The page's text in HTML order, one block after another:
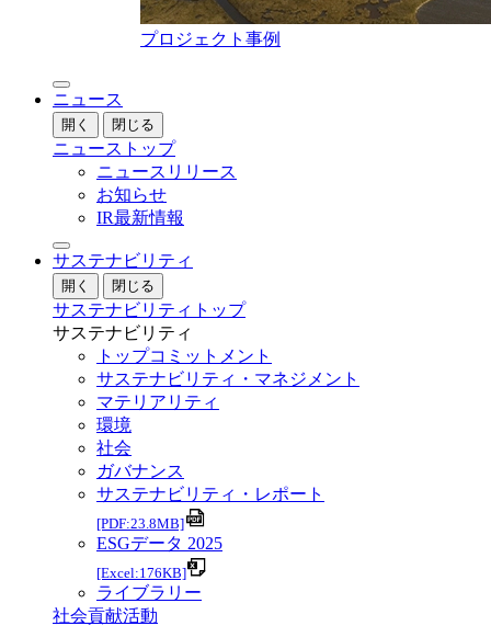
プロジェクト事例
ニュース
開く 閉じる
ニューストップ
ニュースリリース
お知らせ
IR最新情報
サステナビリティ
開く 閉じる
サステナビリティトップ
サステナビリティ
トップコミットメント
サステナビリティ・マネジメント
マテリアリティ
環境
社会
ガバナンス
サステナビリティ・レポート
[PDF:23.8MB]
ESGデータ 2025
[Excel:176KB]
ライブラリー
社会貢献活動